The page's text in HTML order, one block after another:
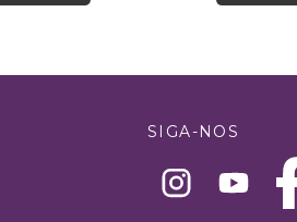
SIGA-NOS